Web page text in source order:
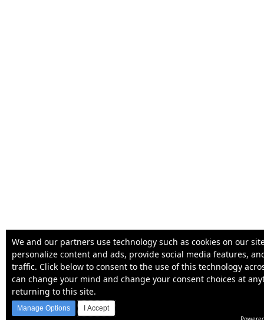
We and our partners use technology such as cookies on our
personalize content and ads, provide social media features,
traffic. Click below to consent to the use of this technology
can change your mind and change your consent choices at
returning to this site.
Manage Options
I Accept